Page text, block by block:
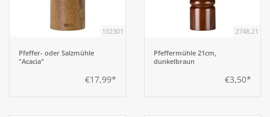
Küchentechnik
102301
Pfeffer- oder Salzmühle
"Acacia"
€17,99*
2748.21
Pfeffermühle 21cm,
dunkelbraun
€3,50*